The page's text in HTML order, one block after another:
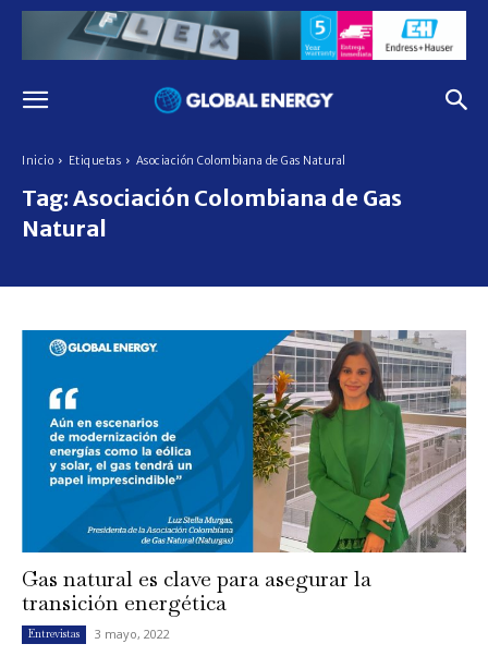
Inicio Etiquetas Asociación Colombiana de Gas Natural
Tag: Asociación Colombiana de Gas
Natural
Gas natural es clave para asegurar la
transición energética
Entrevistas 3 mayo, 2022